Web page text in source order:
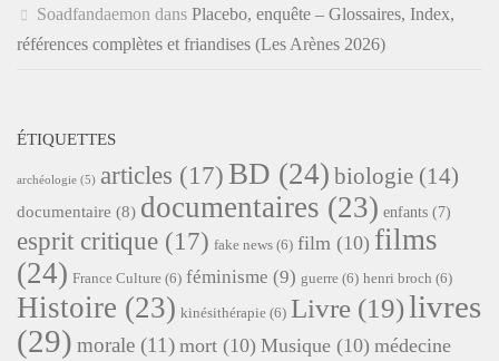
Soadfandaemon dans Placebo, enquête – Glossaires, Index,
références complètes et friandises (Les Arènes 2026)
ÉTIQUETTES
archéologie (5) articles (17) BD (24) biologie (14)
documentaire (8) documentaires (23) enfants (7)
esprit critique (17) fake news (6) film (10) films
(24) France Culture (6) féminisme (9) guerre (6) henri broch (6)
Histoire (23) kinésithérapie (6) Livre (19)livres
(29) morale (11) mort (10) Musique (10) médecine